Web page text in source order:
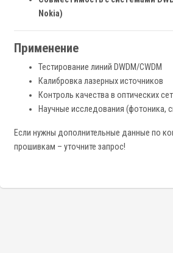
Nokia)
Применение
Тестирование линий DWDM/CWDM
Калибровка лазерных источников
Контроль качества в оптических
Научные исследования (фотоника,
Если нужны дополнительные данные по
прошивкам – уточните запрос!